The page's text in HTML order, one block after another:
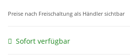
Preise nach Freischaltung als Händler sichtbar
Sofort verfügbar